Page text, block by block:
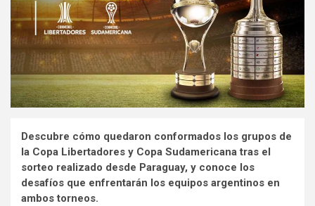
Descubre cómo quedaron conformados los grupos de
la Copa Libertadores y Copa Sudamericana tras el
sorteo realizado desde Paraguay, y conoce los
desafíos que enfrentarán los equipos argentinos en
ambos torneos.